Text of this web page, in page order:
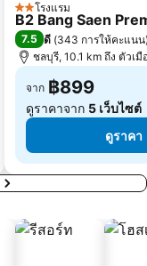
2 ดาวโรงแรม
B2 Bang Saen
7.5 ดี (343 การให้คะแนน
ชลบุรี, 10.1 km ถึง ตัวเมื
จาก ฿899
ดูราคาจาก 5 เว็บไซต์
ดูราคา